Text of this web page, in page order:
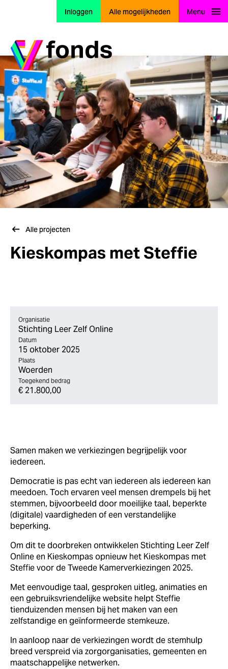
Ga naar home
Inloggen Alle mogelijkheden Menu
Alle projecten
Kieskompas met Steffie
Organisatie
Stichting Leer Zelf Online
Datum
15 oktober 2025
Plaats
Woerden
Toegekend bedrag
€ 21.800,00
Samen maken we verkiezingen begrijpelijk voor
iedereen.
Democratie is pas echt van iedereen als iedereen kan
meedoen. Toch ervaren veel mensen drempels bij het
stemmen, bijvoorbeeld door moeilijke taal, beperkte
(digitale) vaardigheden of een verstandelijke
beperking.
Om dit te doorbreken ontwikkelen Stichting Leer Zelf
Online en Kieskompas opnieuw het Kieskompas met
Steffie voor de Tweede Kamerverkiezingen 2025.
Met eenvoudige taal, gesproken uitleg, animaties en
een gebruiksvriendelijke website helpt Steffie
tienduizenden mensen bij het maken van een
zelfstandige en geïnformeerde stemkeuze.
In aanloop naar de verkiezingen wordt de stemhulp
breed verspreid via zorgorganisaties, gemeenten en
maatschappelijke netwerken.